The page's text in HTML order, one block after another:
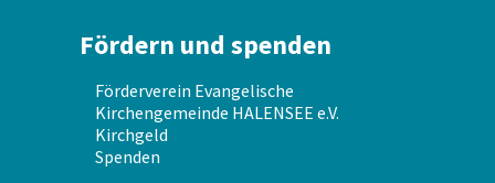
Fördern und spenden
Förderverein Evangelische
Kirchengemeinde HALENSEE e.V.
Kirchgeld
Spenden